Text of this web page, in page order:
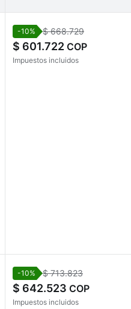
-10% $ 668.729
$ 601.722 COP
Impuestos incluidos
-10% $ 713.823
$ 642.523 COP
Impuestos incluidos